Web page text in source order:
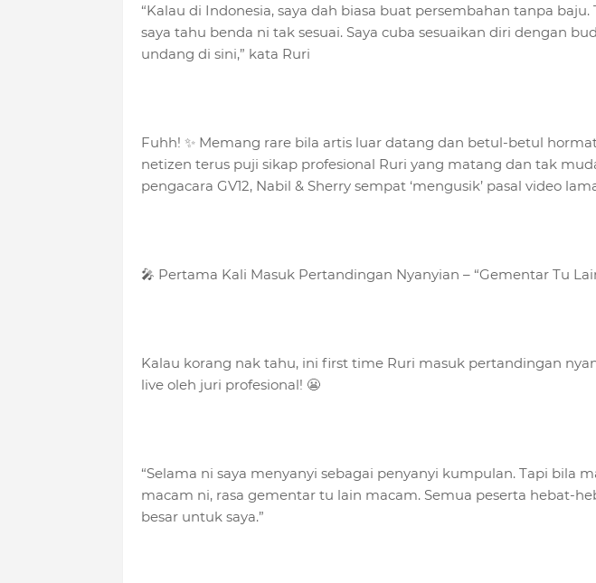
“Kalau di Indonesia, saya dah biasa buat persembahan tanpa baju.
saya tahu benda ni tak sesuai. Saya cuba sesuaikan diri dengan
undang di sini,” kata Ruri
Fuhh! ✨ Memang rare bila artis luar datang dan betul-betul
netizen terus puji sikap profesional Ruri yang matang dan tak
pengacara GV12, Nabil & Sherry sempat ‘mengusik’ pasal video
🎤 Pertama Kali Masuk Pertandingan Nyanyian – “Gementar Tu
Kalau korang nak tahu, ini first time Ruri masuk pertandingan
live oleh juri profesional! 😬
“Selama ni saya menyanyi sebagai penyanyi kumpulan. Tapi bila
macam ni, rasa gementar tu lain macam. Semua peserta hebat-
besar untuk saya.”